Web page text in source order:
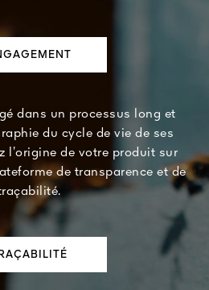
dans un processus long et
du cycle de vie de ses
l’origine de votre produit sur
de transparence et de